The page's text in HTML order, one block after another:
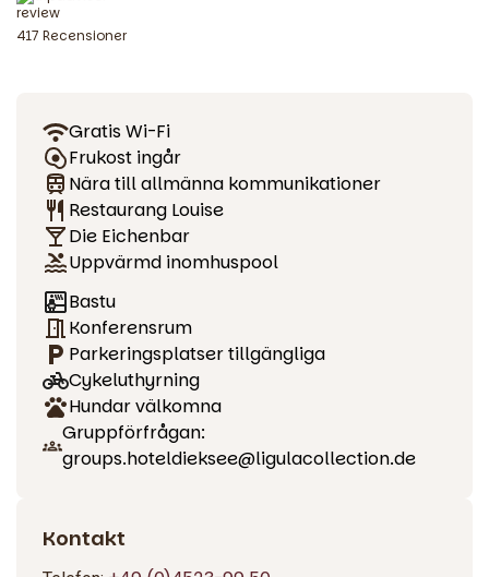
Koppla av i pool- och bastuområdet
Kulinariska läckerheter på morgonen och
kvällen
Börja dagen med vår rikliga frukostbuffé med färska,
regionala produkter och en fantastisk utsikt över sjön. Vid
lunchtid och på kvällen välkomnar restaurang Louise dig
med ett urval av regionala och säsongsbetonade rätter i en
elegant miljö. Den mysiga Eichenbar är den perfekta platsen
att avsluta dagen med kreativa drinkar och utvalda viner.
Möten och festligheter vid sjön
Oavsett om det gäller möten, konferenser eller privata
fester erbjuder våra vackra festlokaler plats för upp till 70
gärna ditt bröllop eller din födelsedagsfest i ett fantastiskt
417 Recensioner
Gratis Wi-Fi
Frukost ingår
Nära till allmänna kommunikationer
Restaurang Louise
Die Eichenbar
Uppvärmd inomhuspool
Bastu
Konferensrum
Parkeringsplatser tillgängliga
Cykeluthyrning
Hundar välkomna
Gruppförfrågan:
groups.hoteldieksee@ligulacollection.de
Kontakt